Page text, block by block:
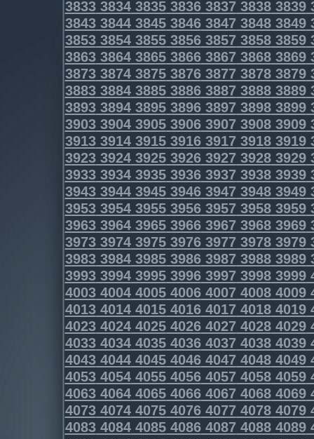
3833383438353836383738383839
3843384438453846384738483849
3853385438553856385738583859
3863386438653866386738683869
3873387438753876387738783879
3883388438853886388738883889
3893389438953896389738983899
3903390439053906390739083909
3913391439153916391739183919
3923392439253926392739283929
3933393439353936393739383939
3943394439453946394739483949
3953395439553956395739583959
3963396439653966396739683969
3973397439753976397739783979
3983398439853986398739883989
3993399439953996399739983999
4003400440054006400740084009
4013401440154016401740184019
4023402440254026402740284029
4033403440354036403740384039
4043404440454046404740484049
4053405440554056405740584059
4063406440654066406740684069
4073407440754076407740784079
4083408440854086408740884089